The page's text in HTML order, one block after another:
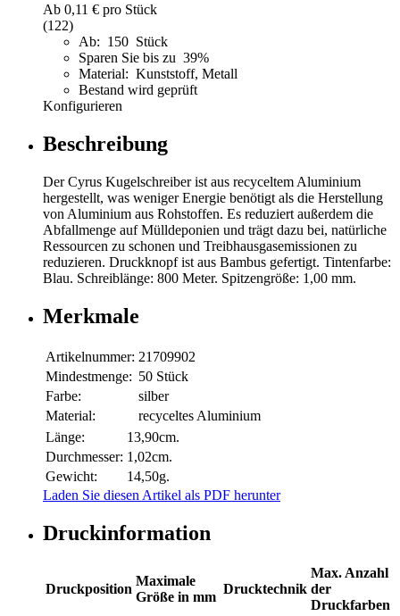
Ab 0,11 € pro Stück
(122)
Ab: 150 Stück
Sparen Sie bis zu 39%
Material: Kunststoff, Metall
Bestand wird geprüft
Konfigurieren
Beschreibung
Der Cyrus Kugelschreiber ist aus recyceltem Aluminium
hergestellt, was weniger Energie benötigt als die Herstellung
von Aluminium aus Rohstoffen. Es reduziert außerdem die
Abfallmenge auf Mülldeponien und trägt dazu bei, natürliche
Ressourcen zu schonen und Treibhausgasemissionen zu
reduzieren. Druckknopf ist aus Bambus gefertigt. Tintenfarbe:
Blau. Schreiblänge: 800 Meter. Spitzengröße: 1,00 mm.
Merkmale
Artikelnummer: 21709902
Mindestmenge: 50 Stück
Farbe:
silber
Material:
recyceltes Aluminium
Länge:
13,90cm.
Durchmesser: 1,02cm.
Gewicht:
14,50g.
Laden Sie diesen Artikel als PDF herunter
Druckinformation
Druckposition
Maximale
Größe in mm
Drucktechnik
Max. Anzahl
der
Druckfarben